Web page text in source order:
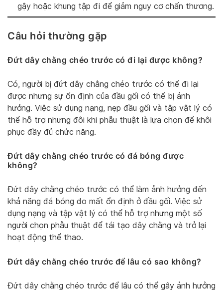
gậy hoặc khung tập đi để giảm nguy cơ chấn thương.
Câu hỏi thường gặp
Đứt dây chằng chéo trước có đi lại được không?
Có, người bị đứt dây chằng chéo trước có thể đi lại
được nhưng sự ổn định của đầu gối có thể bị ảnh
hưởng. Việc sử dụng nạng, nẹp đầu gối và tập vật lý có
thể hỗ trợ nhưng đôi khi phẫu thuật là lựa chọn để khôi
phục đầy đủ chức năng.
Đứt dây chằng chéo trước có đá bóng được
không?
Đứt dây chằng chéo trước có thể làm ảnh hưởng đến
khả năng đá bóng do mất ổn định ở đầu gối. Việc sử
dụng nạng và tập vật lý có thể hỗ trợ nhưng một số
người chọn phẫu thuật để tái tạo dây chằng và trở lại
hoạt động thể thao.
Đứt dây chằng chéo trước để lâu có sao không?
Đứt dây chằng chéo trước để lâu có thể gây ảnh hưởng